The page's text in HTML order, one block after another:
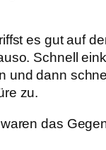
es gut auf
Schnell
und dann
zu.
das